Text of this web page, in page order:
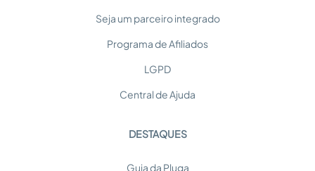
Seja um parceiro integrado
Programa de Afiliados
LGPD
Central de Ajuda
DESTAQUES
Guia da Pluga